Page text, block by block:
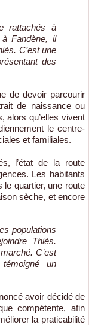
rattachés à
Fandène, il
C’est une
des
de devoir parcourir
de naissance ou
alors qu’elles vivent
le centre-
et familiales.
l’état de la route
Les habitants
le quartier, une route
sèche, et encore
populations
Thiès.
C’est
un
avoir décidé de
compétente, afin
la praticabilité